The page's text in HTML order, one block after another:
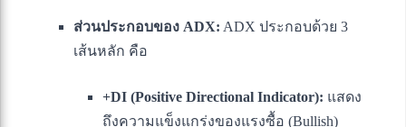
ส่วนประกอบของ ADX: ADX ประกอบด้วย 3
เส้นหลัก คือ
+DI (Positive Directional Indicator): แสดง
ถึงความแข็งแกร่งของแรงซื้อ (Bullish)